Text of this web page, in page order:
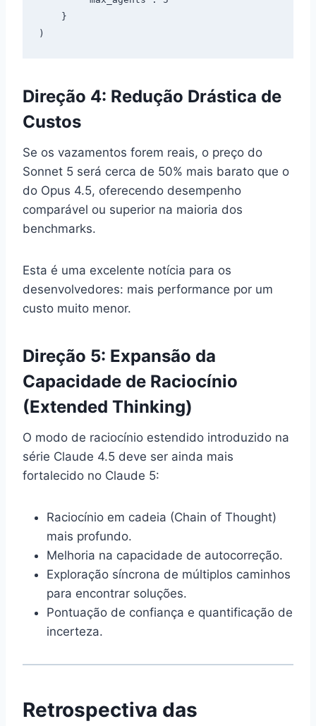
Direção 4: Redução Drástica de
Custos
Se os vazamentos forem reais, o preço do
Sonnet 5 será cerca de 50% mais barato que o
do Opus 4.5, oferecendo desempenho
comparável ou superior na maioria dos
benchmarks.
Esta é uma excelente notícia para os
desenvolvedores: mais performance por um
custo muito menor.
Direção 5: Expansão da
Capacidade de Raciocínio
(Extended Thinking)
O modo de raciocínio estendido introduzido na
série Claude 4.5 deve ser ainda mais
fortalecido no Claude 5:
Raciocínio em cadeia (Chain of Thought)
mais profundo.
Melhoria na capacidade de autocorreção.
Exploração síncrona de múltiplos caminhos
para encontrar soluções.
Pontuação de confiança e quantificação de
incerteza.
Retrospectiva das